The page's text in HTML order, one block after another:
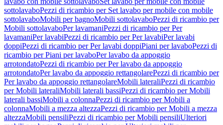
sottolavaboPezzi di ricambio per Set lavabo per mobile con mobile
sottolavaboMobili per bagnoMobili sottolavaboPezzi di ricambio per
Mobili sottolavaboPer lavamaniPezzi di ricambio per Per
lavamaniPer lavabiPezzi di ricambio per Per lavabiPer lavabi
doppiPezzi di ricambio per Per lavabi doppiPiani per lavaboPezzi di
ricambio per Piani per lavaboPer lavabo da appoggio
arrotondatoPezzi di ricambio per Per lavabo da appoggio
arrotondatoPer lavabo da appoggio rettangolarePezzi di ricambio per
Per lavabo da appoggio rettangolareMobili lateraliPezzi di ricambio
per Mobili lateraliMobili laterali bassiPezzi di ricambio per Mobili
laterali bassiMobili a colonnaPezzi di ricambio per Mobili a
colonnaMobili a mezza altezzaPezzi di ricambio per Mobili a mezza
altezzaMobili pensiliPezzi di ricambio per Mobili pensiliUlteriori